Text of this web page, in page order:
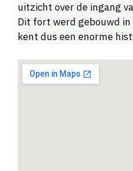
uitzicht over de ingang
Dit fort werd gebouwd
kent dus een enorme